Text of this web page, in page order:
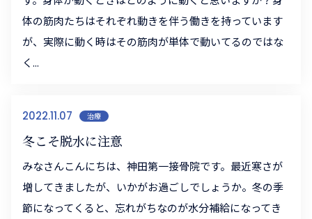
体の筋肉たちはそれぞれ動きを伴う働きを持っています
が、実際に動く時はその筋肉が単体で動いてるのではな
く...
2022.11.07 治療
冬こそ脱水に注意
みなさんこんにちは、神田第一接骨院です。最近寒さが
増してきましたが、いかがお過ごしでしょうか。冬の季
節になってくると、忘れがちなのが水分補給になってき